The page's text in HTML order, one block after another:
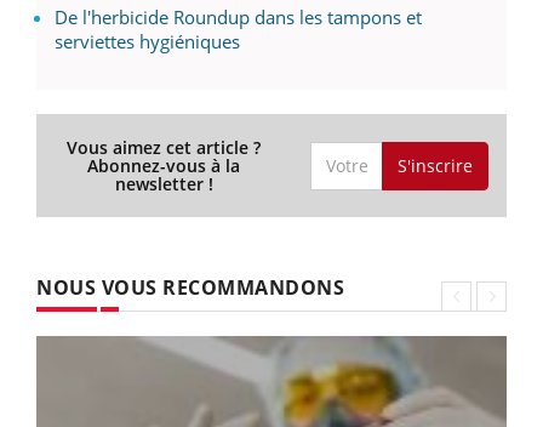
De l'herbicide Roundup dans les tampons et
serviettes hygiéniques
Vous aimez cet article ?
Abonnez-vous à la
newsletter !
S'inscrire
NOUS VOUS RECOMMANDONS